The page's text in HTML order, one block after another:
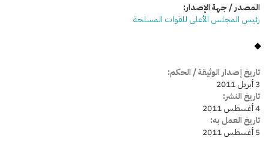
المصدر / جهة الإصدار:
رئيس المجلس الأعلى للقوات المسلحة
تاريخ إصدار الوثيقة / الحكم:
3 أبريل 2011
تاريخ النشر:
4 أغسطس 2011
تاريخ العمل به:
5 أغسطس 2011